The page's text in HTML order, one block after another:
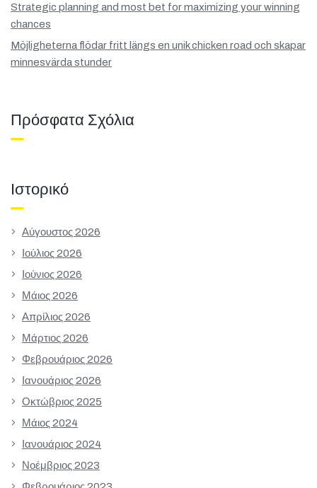
Strategic planning and most bet for maximizing your winning
chances
Möjligheterna flödar fritt längs en unik chicken road och skapar
minnesvärda stunder
Πρόσφατα Σχόλια
Ιστορικό
Αύγουστος 2026
Ιούλιος 2026
Ιούνιος 2026
Μάιος 2026
Απρίλιος 2026
Μάρτιος 2026
Φεβρουάριος 2026
Ιανουάριος 2026
Οκτώβριος 2025
Μάιος 2024
Ιανουάριος 2024
Νοέμβριος 2023